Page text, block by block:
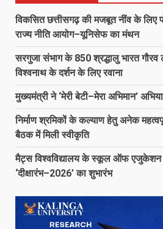
विकसित छत्तीसगढ़ की मजबूत नींव के लिए
राज्य नीति आयोग–यूनिसेफ का मंथन
सरगुजा संभाग के 850 श्रद्धालु भारत गौरव
विश्वनाथ के दर्शन के लिए रवाना
मुख्यमंत्री ने ‘मेरी बेटी–मेरा अभिमान’
निर्माण श्रमिकों के कल्याण हेतु अनेक
बैठक में मिली स्वीकृति
मैट्स विश्वविद्यालय के स्कूल ऑफ एजुकेशन में
‘दीक्षारंभ–2026’ का शुभारंभ